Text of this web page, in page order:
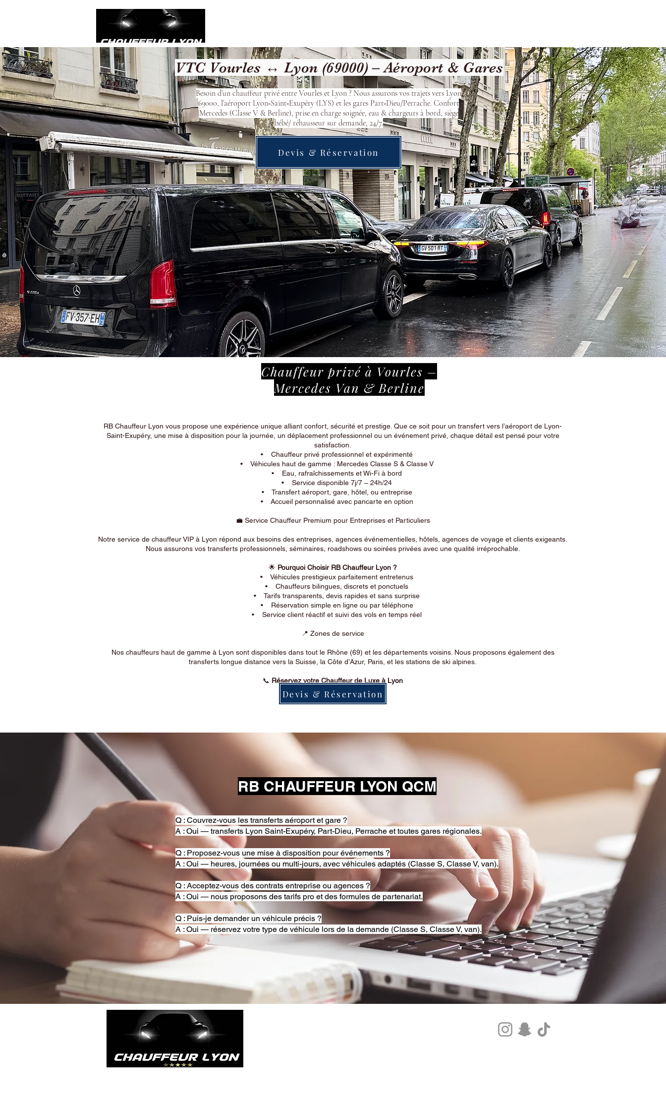
VTC Vourles ↔ Lyon (69000) – Aéroport & Gares
Besoin d’un chauffeur privé entre Vourles et Lyon ? Nous assurons vos trajets vers Lyon
69000, l’aéroport Lyon‑Saint‑Exupéry (LYS) et les gares Part‑Dieu/Perrache. Confort
Mercedes (Classe V & Berline), prise en charge soignée, eau & chargeurs à bord, siège
bébé/ réhausseur sur demande, 24/7.
Devis & Réservation
Chauffeur privé à Vourles –
Mercedes Van & Berline
RB Chauffeur Lyon vous propose une expérience unique alliant confort, sécurité et prestige. Que ce soit pour un transfert vers l’aéroport de Lyon-
Saint-Exupéry, une mise à disposition pour la journée, un déplacement professionnel ou un événement privé, chaque détail est pensé pour votre
satisfaction.
• Chauffeur privé professionnel et expérimenté
• Véhicules haut de gamme : Mercedes Classe S & Classe V
• Eau, rafraîchissements et Wi-Fi à bord
• Service disponible 7j/7 – 24h/24
• Transfert aéroport, gare, hôtel, ou entreprise
• Accueil personnalisé avec pancarte en option
💼 Service Chauffeur Premium pour Entreprises et Particuliers
Notre service de chauffeur VIP à Lyon répond aux besoins des entreprises, agences événementielles, hôtels, agences de voyage et clients exigeants.
Nous assurons vos transferts professionnels, séminaires, roadshows ou soirées privées avec une qualité irréprochable.
🌟 Pourquoi Choisir RB Chauffeur Lyon ?
• Véhicules prestigieux parfaitement entretenus
• Chauffeurs bilingues, discrets et ponctuels
• Tarifs transparents, devis rapides et sans surprise
• Réservation simple en ligne ou par téléphone
• Service client réactif et suivi des vols en temps réel
📍 Zones de service
Nos chauffeurs haut de gamme à Lyon sont disponibles dans tout le Rhône (69) et les départements voisins. Nous proposons également des
transferts longue distance vers la Suisse, la Côte d’Azur, Paris, et les stations de ski alpines.
📞 Réservez votre Chauffeur de Luxe à Lyon
Devis & Réservation
RB CHAUFFEUR LYON QCM
Q : Couvrez-vous les transferts aéroport et gare ?
A : Oui — transferts Lyon Saint-Exupéry, Part-Dieu, Perrache et toutes gares régionales.
Q : Proposez-vous une mise à disposition pour événements ?
A : Oui — heures, journées ou multi-jours, avec véhicules adaptés (Classe S, Classe V, van).
Q : Acceptez-vous des contrats entreprise ou agences ?
A : Oui — nous proposons des tarifs pro et des formules de partenariat.
Q : Puis-je demander un véhicule précis ?
A : Oui — réservez votre type de véhicule lors de la demande (Classe S, Classe V, van).